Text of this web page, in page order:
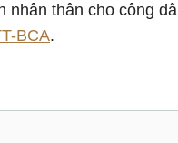
nhân thân cho công
BCA.